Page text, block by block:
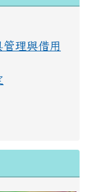
理與借用